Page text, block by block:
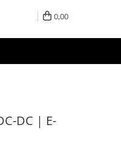
0,00
DC | E-